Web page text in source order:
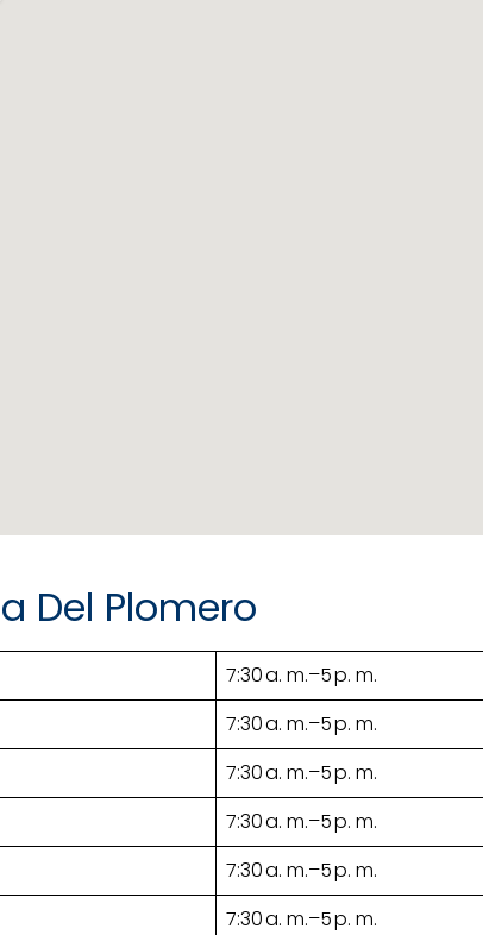
Del Plomero
7:30 a. m.–5 p. m.
7:30 a. m.–5 p. m.
7:30 a. m.–5 p. m.
7:30 a. m.–5 p. m.
7:30 a. m.–5 p. m.
7:30 a. m.–5 p. m.